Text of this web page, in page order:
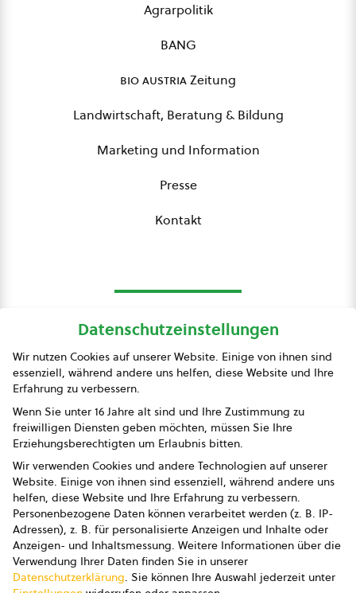
Agrarpolitik
BANG
bio austriaZeitung
Landwirtschaft, Beratung & Bildung
Marketing und Information
Presse
Kontakt
Presse
Impressum
Datenschutz
AGB
AGB Marketing GmbH
AGB Bildung
Newsletter
Datenschutzeinstellungen
Wir nutzen Cookies auf unserer Website. Einige von ihnen sind
essenziell, während andere uns helfen, diese Website und Ihre
Erfahrung zu verbessern.
Wenn Sie unter 16 Jahre alt sind und Ihre Zustimmung zu
freiwilligen Diensten geben möchten, müssen Sie Ihre
Erziehungsberechtigten um Erlaubnis bitten.
Wir verwenden Cookies und andere Technologien auf unserer
Website. Einige von ihnen sind essenziell, während andere uns
helfen, diese Website und Ihre Erfahrung zu verbessern.
Personenbezogene Daten können verarbeitet werden (z. B. IP-
Adressen), z. B. für personalisierte Anzeigen und Inhalte oder
Anzeigen- und Inhaltsmessung. Weitere Informationen über die
Verwendung Ihrer Daten finden Sie in unserer
Datenschutzerklärung. Sie können Ihre Auswahl jederzeit unter